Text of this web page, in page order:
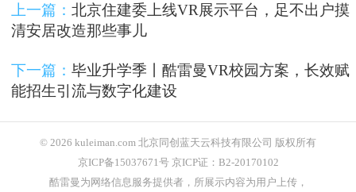
上一篇： 北京住建委上线VR展示平台，足不出户摸
清安居改造那些事儿
下一篇： 毕业升学季丨酷雷曼VR校园方案，长效赋
能招生引流与数字化建设
© 2026 kuleiman.com 北京同创蓝天云科技有限公司 版权所有
京ICP备15037671号 京ICP证：B2-20170102
酷雷曼为网络信息服务提供者，所展示内容为用户上传，